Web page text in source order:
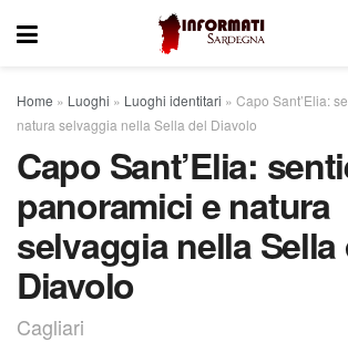
Home » Luoghi » Luoghi identitari » Capo Sant’Elia:
natura selvaggia nella Sella del Diavolo
Capo Sant’Elia:
panoramici e natura
selvaggia nella Sella
Diavolo
Cagliari